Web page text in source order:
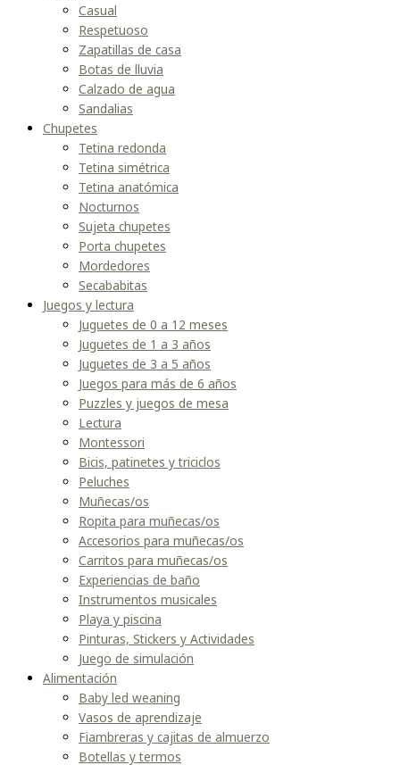
Casual
Respetuoso
Zapatillas de casa
Botas de lluvia
Calzado de agua
Sandalias
Chupetes
Tetina redonda
Tetina simétrica
Tetina anatómica
Nocturnos
Sujeta chupetes
Porta chupetes
Mordedores
Secababitas
Juegos y lectura
Juguetes de 0 a 12 meses
Juguetes de 1 a 3 años
Juguetes de 3 a 5 años
Juegos para más de 6 años
Puzzles y juegos de mesa
Lectura
Montessori
Bicis, patinetes y triciclos
Peluches
Muñecas/os
Ropita para muñecas/os
Accesorios para muñecas/os
Carritos para muñecas/os
Experiencias de baño
Instrumentos musicales
Playa y piscina
Pinturas, Stickers y Actividades
Juego de simulación
Alimentación
Baby led weaning
Vasos de aprendizaje
Fiambreras y cajitas de almuerzo
Botellas y termos